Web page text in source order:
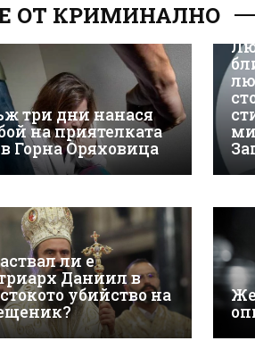
ОТ КРИМИНАЛНО
три дни нанася
на приятелката
Горна Оряховица
ли е
Даниил в
убийство на